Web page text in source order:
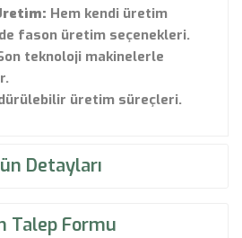
Hem kendi üretim
fason üretim seçenekleri.
teknoloji makinelerle
üretim süreçleri.
Detayları
Talep Formu